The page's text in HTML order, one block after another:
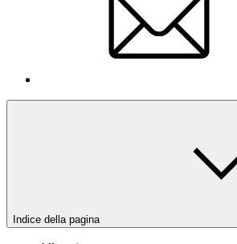
Indice della pagina